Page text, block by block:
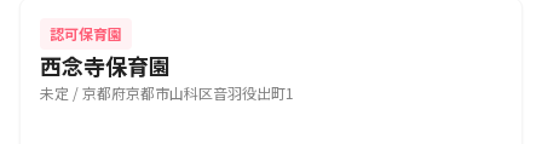
認可保育園
西念寺保育園
未定 / 京都府京都市山科区音羽役出町1